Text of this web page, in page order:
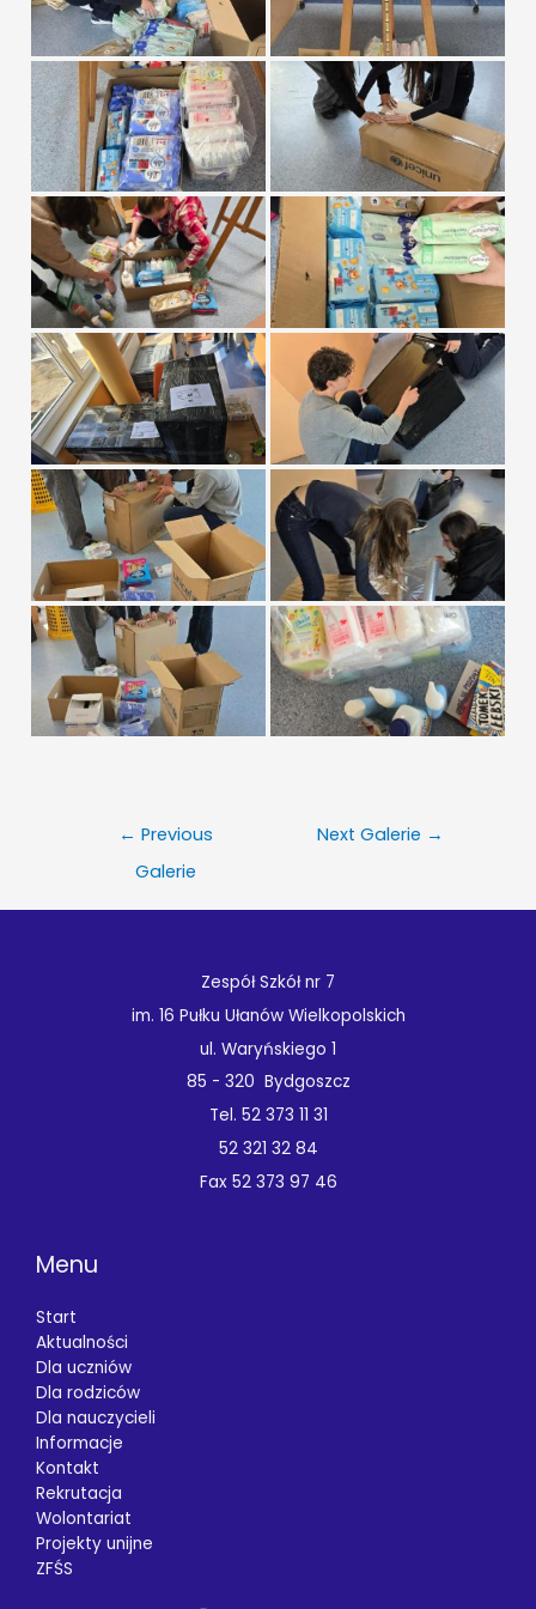
Nawigacja
← Previous
Galerie
Next Galerie →
Zespół Szkół nr 7
im. 16 Pułku Ułanów Wielkopolskich
ul. Waryńskiego 1
85 - 320 Bydgoszcz
Tel. 52 373 11 31
52 321 32 84
Fax 52 373 97 46
Menu
Start
Aktualności
Dla uczniów
Dla rodziców
Dla nauczycieli
Informacje
Kontakt
Rekrutacja
Wolontariat
Projekty unijne
ZFŚS